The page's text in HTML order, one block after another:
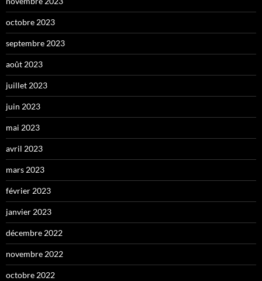
octobre 2023
septembre 2023
août 2023
juillet 2023
juin 2023
mai 2023
avril 2023
mars 2023
février 2023
janvier 2023
décembre 2022
novembre 2022
octobre 2022